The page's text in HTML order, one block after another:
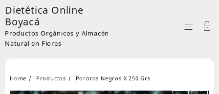
Skip
to
content
Dietética Online
Boyacá
Productos Orgánicos y Almacén
Natural en Flores
Home Productos Porotos Negros X 250 Grs